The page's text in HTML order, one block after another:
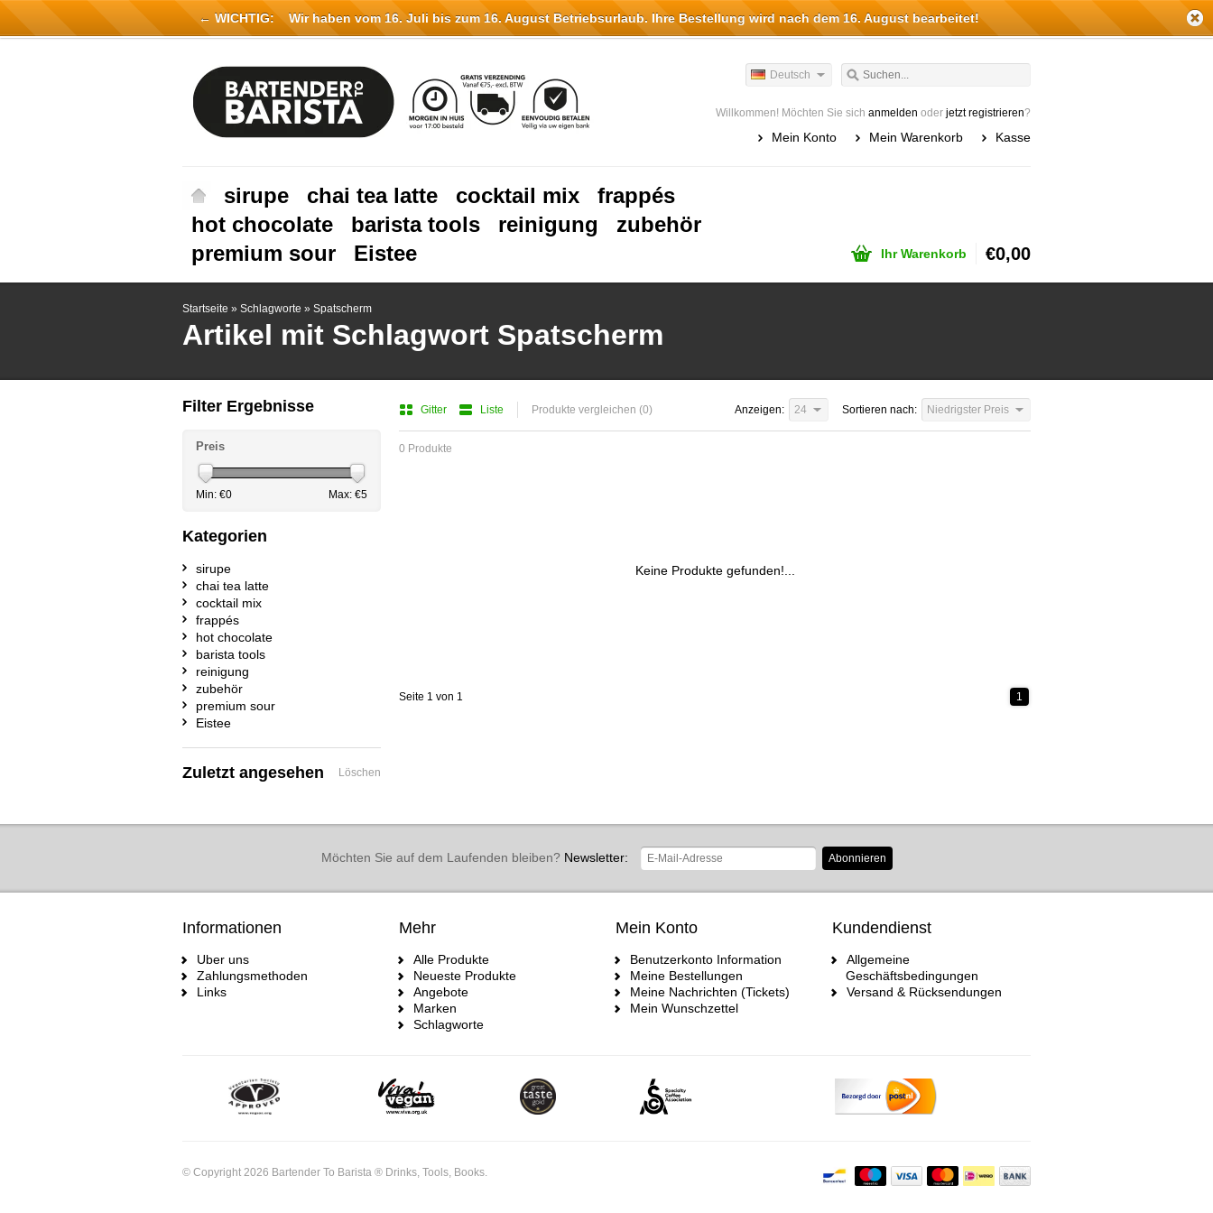
Deutsch
Willkommen! Möchten Sie sich anmelden oder jetzt registrieren?
Mein Konto Mein Warenkorb Kasse
sirupe chai tea latte cocktail mix
frappés
hot chocolate
barista tools reinigung
zubehör
premium sour
Eistee Ihr Warenkorb €0,00
Startseite » Schlagworte » Spatscherm
Artikel mit Schlagwort Spatscherm
Gitter Liste Produkte vergleichen (0) Sortieren nach: Niedrigster Preis
Anzeigen: 24
0 Produkte
Keine Produkte gefunden!...
Seite 1 von 1 1
Filter Ergebnisse
Preis
Min: €0 Max: €5
Kategorien
sirupe
chai tea latte
cocktail mix
frappés
hot chocolate
barista tools
reinigung
zubehör
premium sour
Eistee
Zuletzt angesehen Löschen
Möchten Sie auf dem Laufenden bleiben?Newsletter: Abonnieren
Informationen
Uber uns
Zahlungsmethoden
Links
Mehr
Alle Produkte
Neueste Produkte
Angebote
Marken
Schlagworte
Mein Konto
Benutzerkonto Information
Meine Bestellungen
Meine Nachrichten (Tickets)
Mein Wunschzettel
Kundendienst
Allgemeine
Geschäftsbedingungen
Versand & Rücksendungen
© Copyright 2026 Bartender To Barista ® Drinks, Tools, Books.
← WICHTIG:Wir haben vom 16. Juli bis zum 16. August Betriebsurlaub. Ihre Bestellung wird nach dem 16. August bearbeitet!